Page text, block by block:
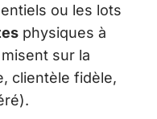
ou les lots
physiques à
sur la
clientèle fidèle,